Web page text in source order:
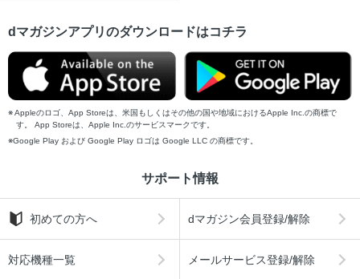
dマガジンアプリのダウンロードはコチラ
Appleのロゴ、App Storeは、米国もしくはその他の国や地域におけるApple Inc.の商標で
す。 App Storeは、Apple Inc.のサービスマークです。
Google Play および Google Play ロゴは Google LLC の商標です。
サポート情報
初めての方へ dマガジン会員登録/解除
対応機種一覧 メールサービス登録/解除